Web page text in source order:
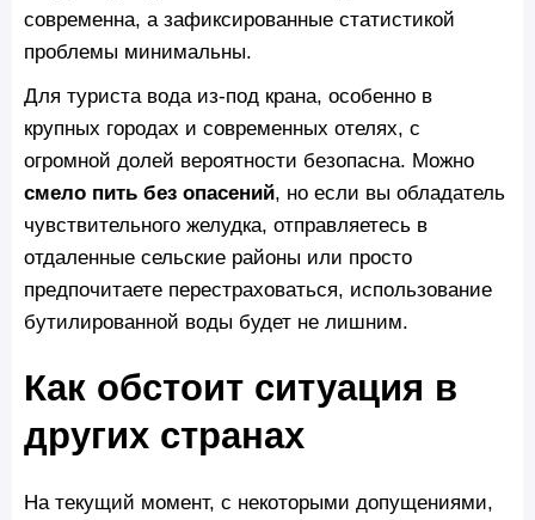
современна, а зафиксированные статистикой
проблемы минимальны.
Для туриста вода из-под крана, особенно в
крупных городах и современных отелях, с
огромной долей вероятности безопасна. Можно
смело пить без опасений, но если вы обладатель
чувствительного желудка, отправляетесь в
отдаленные сельские районы или просто
предпочитаете перестраховаться, использование
бутилированной воды будет не лишним.
Как обстоит ситуация в
других странах
На текущий момент, с некоторыми допущениями,